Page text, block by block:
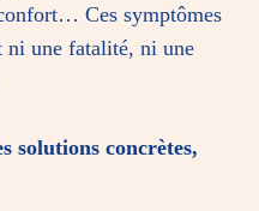
Ces symptômes
ni une fatalité, ni une
solutions concrètes,